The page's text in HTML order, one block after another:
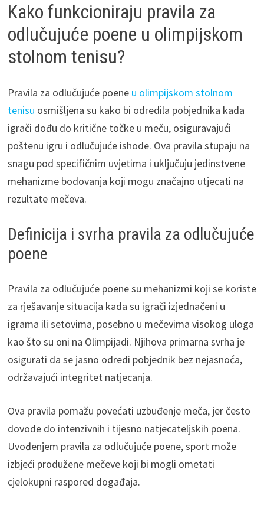
Kako funkcioniraju pravila za
odlučujuće poene u olimpijskom
stolnom tenisu?
Pravila za odlučujuće poene u olimpijskom stolnom
tenisu osmišljena su kako bi odredila pobjednika kada
igrači dođu do kritične točke u meču, osiguravajući
poštenu igru i odlučujuće ishode. Ova pravila stupaju na
snagu pod specifičnim uvjetima i uključuju jedinstvene
mehanizme bodovanja koji mogu značajno utjecati na
rezultate mečeva.
Definicija i svrha pravila za odlučujuće
poene
Pravila za odlučujuće poene su mehanizmi koji se koriste
za rješavanje situacija kada su igrači izjednačeni u
igrama ili setovima, posebno u mečevima visokog uloga
kao što su oni na Olimpijadi. Njihova primarna svrha je
osigurati da se jasno odredi pobjednik bez nejasnoća,
održavajući integritet natjecanja.
Ova pravila pomažu povećati uzbuđenje meča, jer često
dovode do intenzivnih i tijesno natjecateljskih poena.
Uvođenjem pravila za odlučujuće poene, sport može
izbjeći produžene mečeve koji bi mogli ometati
cjelokupni raspored događaja.